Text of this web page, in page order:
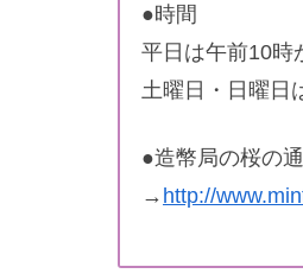
●時間
平日は午前10時
土曜日・日曜日
●造幣局の桜の
→ http://